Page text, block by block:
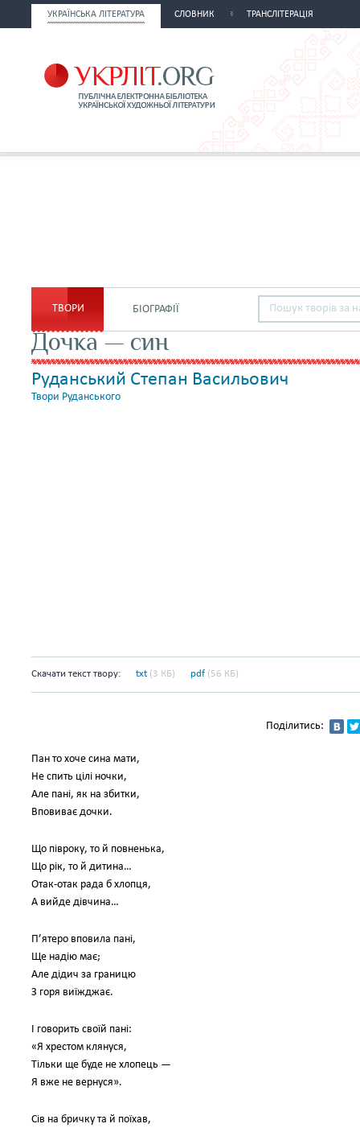
УКРАЇНСЬКА ЛІТЕРАТУРА СЛОВНИК ТРАНСЛІТЕРАЦІЯ
ТВОРИ БІОГРАФІЇ
Дочка — син
Руданський Степан Васильович
Твори Руданського
Скачати текст твору: txt (3 КБ) pdf (56 КБ)
Поділитись:
Пан то хоче сина мати,
Не спить цілі ночки,
Але пані, як на збитки,
Вповиває дочки.
Що півроку, то й повненька,
Що рік, то й дитина…
Отак-отак рада б хлопця,
А вийде дівчина…
П’ятеро вповила пані,
Ще надію має;
Але дідич за границю
З горя виїжджає.
І говорить своїй пані:
«Я хрестом клянуся,
Тільки ще буде не хлопець —
Я вже не вернуся».
Сів на бричку та й поїхав,